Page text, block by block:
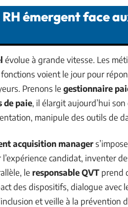
émergent face
évolue à grande vitesse. Les
voient le jour pour
Prenons le gestionnaire
de paie, il élargit aujourd’hui
manipule des outils de
acquisition manager
candidat, inventer
le responsable QVT prend
des dispositifs, dialogue
et veille à la prévention